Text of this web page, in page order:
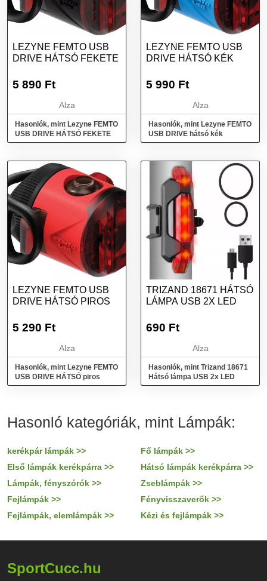
LEZYNE FEMTO USB
DRIVE HÁTSÓ FEKETE
5 890 Ft
Alza
Hasonlók, mint Lezyne FEMTO
USB DRIVE HÁTSÓ FEKETE
LEZYNE FEMTO USB
DRIVE HÁTSÓ KÉK
5 990 Ft
Alza
Hasonlók, mint Lezyne FEMTO
USB DRIVE hátsó kék
LEZYNE FEMTO USB
DRIVE HÁTSÓ PIROS
5 290 Ft
Alza
Hasonlók, mint Lezyne FEMTO
USB DRIVE HÁTSÓ piros
TRIZAND 18671 HÁTSÓ
LÁMPA USB 2X LED
690 Ft
Alza
Hasonlók, mint Trizand 18671
Hátsó lámpa USB 2x LED
Hasonló kategóriák, mint Lámpák:
kerékpár lámpák >>
Fő lámpák >>
Első lámpák kerékpárra >>
Hátsó lámpák kerékpárra >>
Lámpák, fényszórók >>
Zseblámpák >>
Fejlámpák >>
Fényvisszaverők >>
Fejlámpák, elemlámpák >>
Kézi és fejlámpák >>
SportCucc.hu